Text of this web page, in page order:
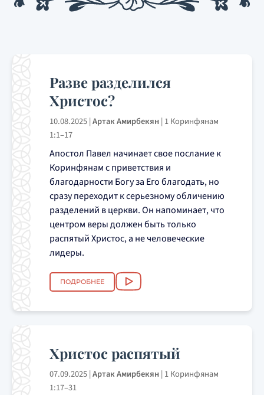
Разве разделился
Христос?
10.08.2025|Артак Амирбекян|1 Коринфянам
1:1–17
Апостол Павел начинает свое послание к
Коринфянам с приветствия и
благодарности Богу за Его благодать, но
сразу переходит к серьезному обличению
разделений в церкви. Он напоминает, что
центром веры должен быть только
распятый Христос, а не человеческие
лидеры.
ПОДРОБНЕЕ
Христос распятый
07.09.2025|Артак Амирбекян|1 Коринфянам
1:17–31